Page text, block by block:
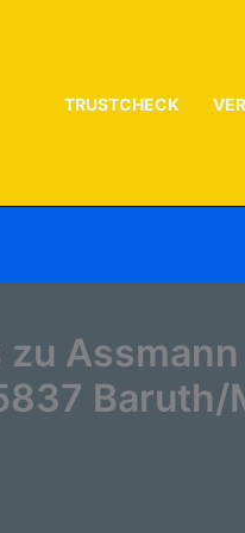
TRUSTCHECK
Baruth/